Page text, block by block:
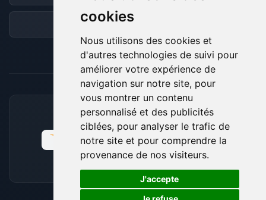
cookies
Nous utilisons des cookies et
d'autres technologies de suivi pour
améliorer votre expérience de
navigation sur notre site, pour
vous montrer un contenu
personnalisé et des publicités
ciblées, pour analyser le trafic de
notre site et pour comprendre la
provenance de nos visiteurs.
J'accepte
Forum
MOYENS DE PAIEMENT ACCEPTÉS
🍪